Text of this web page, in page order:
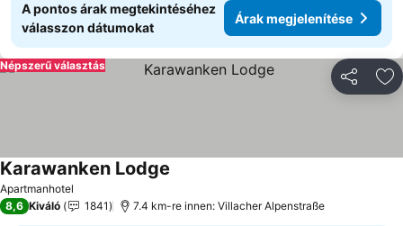
A pontos árak megtekintéséhez
válasszon dátumokat
Árak megjelenítése
Népszerű választás
Apartmanhotel
Karawanken Lodge
8,6 Kiváló 1841 7.4 km-re innen: Villacher Alpenstraße